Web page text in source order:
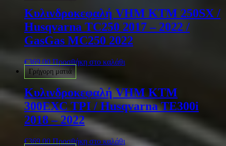
Κυλινδροκεφαλή VHM KTM 250SX /
Husqvarna TC250 2017 – 2022 /
GasGas MC250 2022
€369.00 Προσθήκη στο καλάθι
Γρήγορη ματιά
Κυλινδροκεφαλή VHM KTM
300EXC TPI / Husqvarna TE300i
2018 – 2022
€369.00 Προσθήκη στο καλάθι